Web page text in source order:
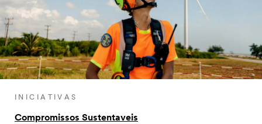
INICIATIVAS
Compromissos Sustentaveis